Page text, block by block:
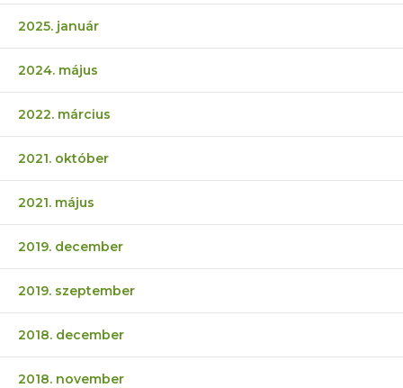
2025. január
2024. május
2022. március
2021. október
2021. május
2019. december
2019. szeptember
2018. december
2018. november